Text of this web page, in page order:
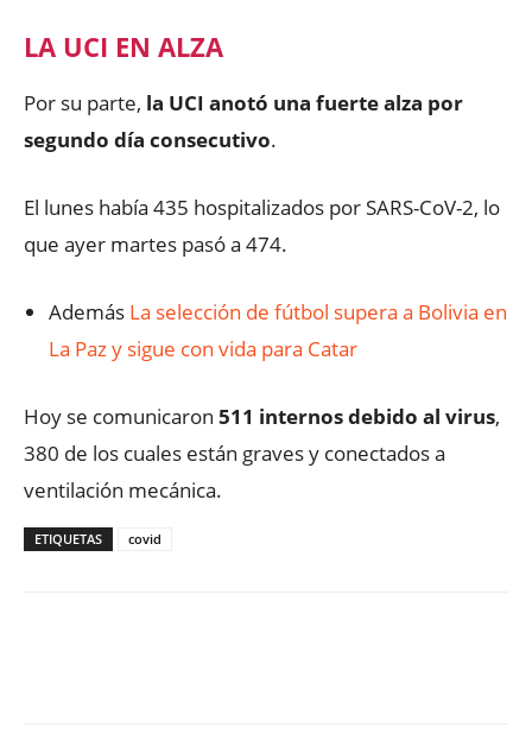
LA UCI EN ALZA
Por su parte, la UCI anotó una fuerte alza por
segundo día consecutivo.
El lunes había 435 hospitalizados por SARS-CoV-2, lo
que ayer martes pasó a 474.
Además La selección de fútbol supera a Bolivia en
La Paz y sigue con vida para Catar
Hoy se comunicaron 511 internos debido al virus,
380 de los cuales están graves y conectados a
ventilación mecánica.
ETIQUETAS covid